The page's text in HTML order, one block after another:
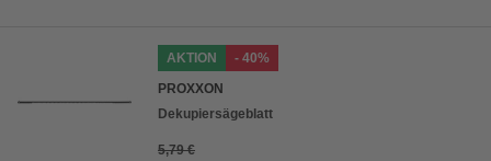
AKTION
- 40%
PROXXON
Dekupiersägeblatt
5,79 €